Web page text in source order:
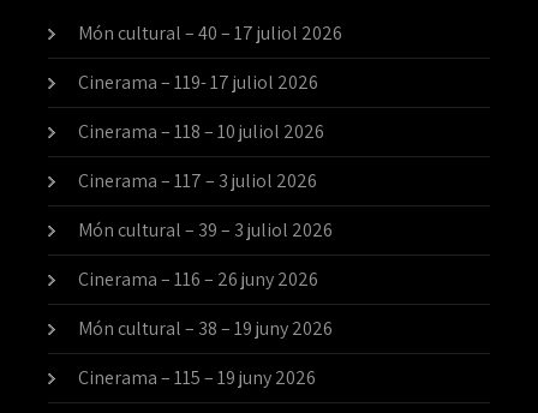
Món cultural – 40 – 17 juliol 2026
Cinerama – 119- 17 juliol 2026
Cinerama – 118 – 10 juliol 2026
Cinerama – 117 – 3 juliol 2026
Món cultural – 39 – 3 juliol 2026
Cinerama – 116 – 26 juny 2026
Món cultural – 38 – 19 juny 2026
Cinerama – 115 – 19 juny 2026